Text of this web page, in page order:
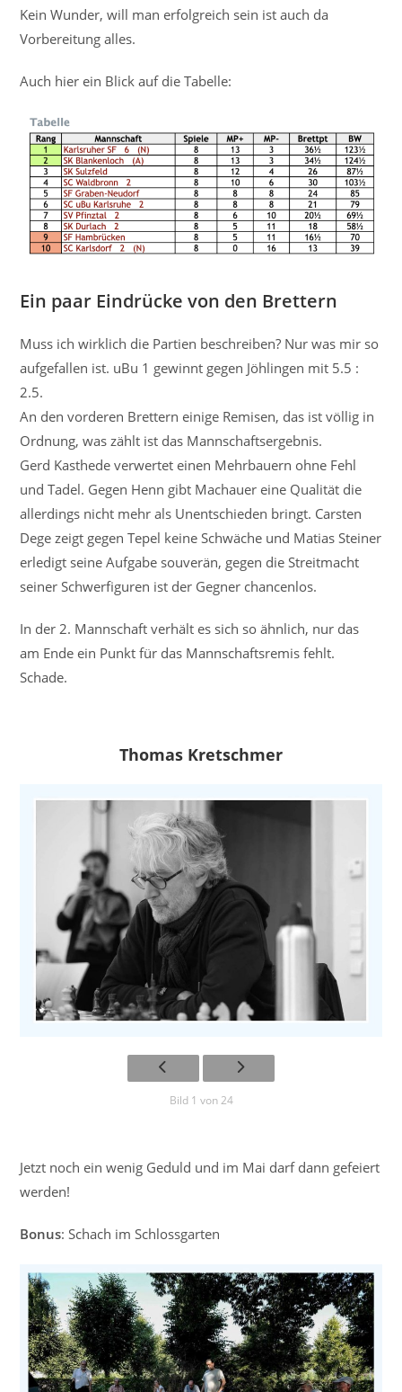
Kein Wunder, will man erfolgreich sein ist auch da
Vorbereitung alles.
Auch hier ein Blick auf die Tabelle:
Ein paar Eindrücke von den Brettern
Muss ich wirklich die Partien beschreiben? Nur was mir so
aufgefallen ist. uBu 1 gewinnt gegen Jöhlingen mit 5.5 :
2.5.
An den vorderen Brettern einige Remisen, das ist völlig in
Ordnung, was zählt ist das Mannschaftsergebnis.
Gerd Kasthede verwertet einen Mehrbauern ohne Fehl
und Tadel. Gegen Henn gibt Machauer eine Qualität die
allerdings nicht mehr als Unentschieden bringt. Carsten
Dege zeigt gegen Tepel keine Schwäche und Matias Steiner
erledigt seine Aufgabe souverän, gegen die Streitmacht
seiner Schwerfiguren ist der Gegner chancenlos.
In der 2. Mannschaft verhält es sich so ähnlich, nur das
am Ende ein Punkt für das Mannschaftsremis fehlt.
Schade.
Thomas Kretschmer
Bild 1 von 24
Jetzt noch ein wenig Geduld und im Mai darf dann gefeiert
werden!
Bonus: Schach im Schlossgarten